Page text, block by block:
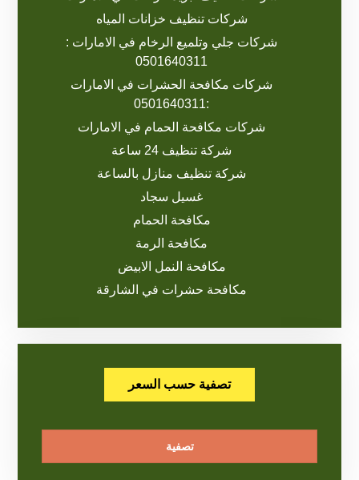
شركات تنظيف خزانات المياه
شركات جلي وتلميع الرخام في الامارات :
0501640311
شركات مكافحة الحشرات في الامارات
:0501640311
شركات مكافحة الحمام في الامارات
شركة تنظيف 24 ساعة
شركة تنظيف منازل بالساعة
غسيل سجاد
مكافحة الحمام
مكافحة الرمة
مكافحة النمل الابيض
مكافحة حشرات في الشارقة
تصفية حسب السعر
تصفية